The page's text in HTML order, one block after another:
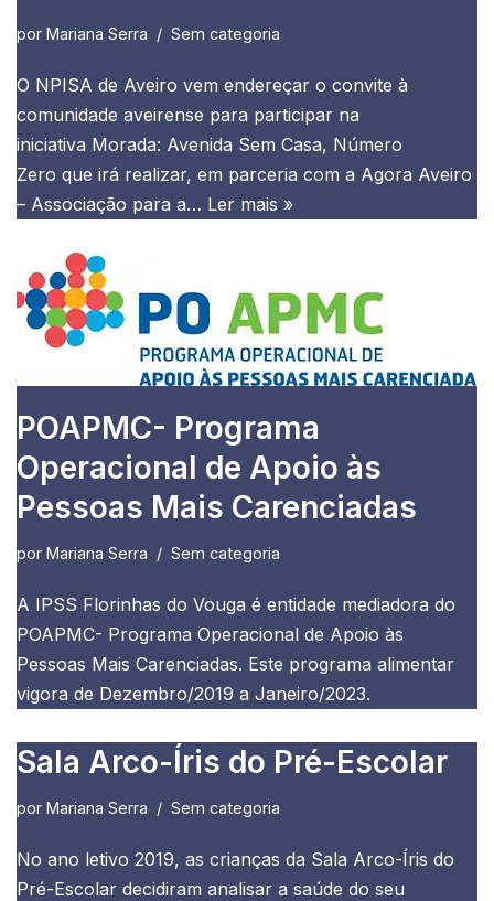
por Mariana Serra Sem categoria
O NPISA de Aveiro vem endereçar o convite à
comunidade aveirense para participar na
iniciativa Morada: Avenida Sem Casa, Número
Zero que irá realizar, em parceria com a Agora Aveiro
– Associação para a… Ler mais »
POAPMC- Programa
Operacional de Apoio às
Pessoas Mais Carenciadas
por Mariana Serra Sem categoria
A IPSS Florinhas do Vouga é entidade mediadora do
POAPMC- Programa Operacional de Apoio às
Pessoas Mais Carenciadas. Este programa alimentar
vigora de Dezembro/2019 a Janeiro/2023.
Sala Arco-Íris do Pré-Escolar
por Mariana Serra Sem categoria
No ano letivo 2019, as crianças da Sala Arco-Íris do
Pré-Escolar decidiram analisar a saúde do seu